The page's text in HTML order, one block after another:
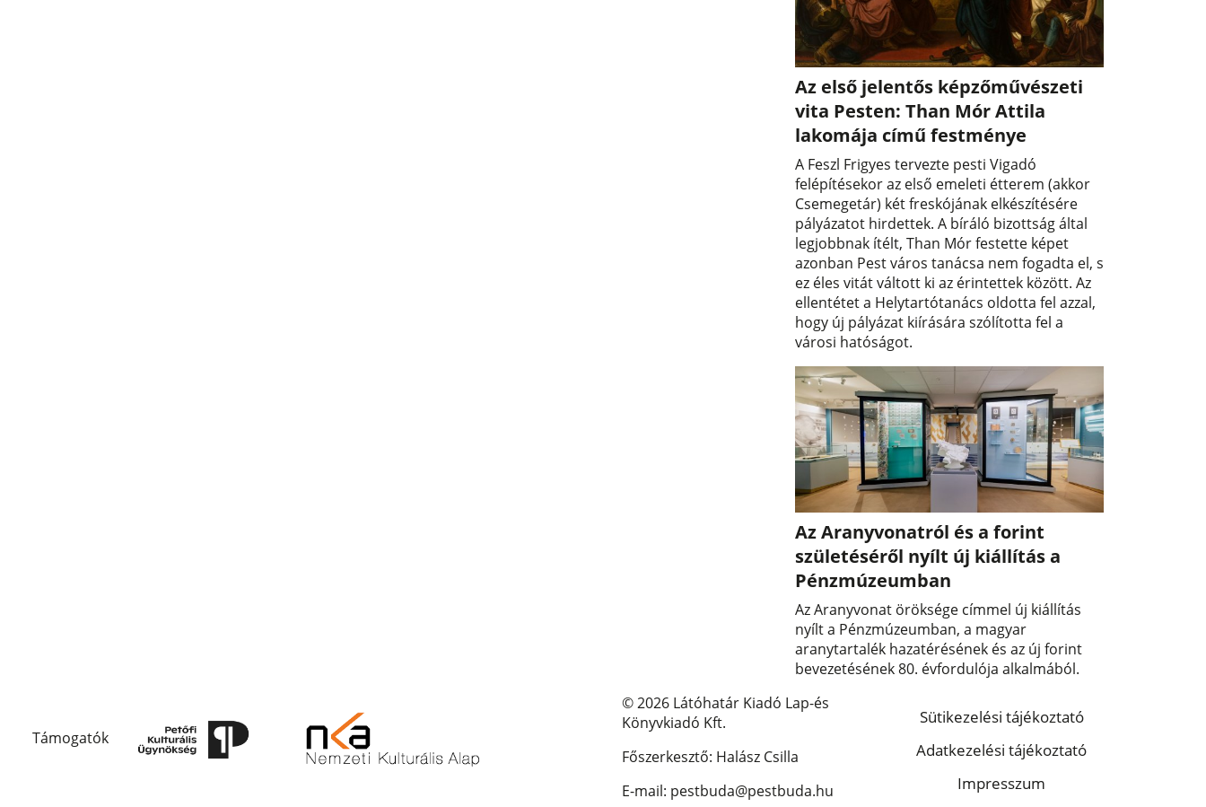
Az első jelentős képzőművészeti
vita Pesten: Than Mór Attila
lakomája című festménye
A Feszl Frigyes tervezte pesti Vigadó
felépítésekor az első emeleti étterem (akkor
Csemegetár) két freskójának elkészítésére
pályázatot hirdettek. A bíráló bizottság által
legjobbnak ítélt, Than Mór festette képet
azonban Pest város tanácsa nem fogadta el, s
ez éles vitát váltott ki az érintettek között. Az
ellentétet a Helytartótanács oldotta fel azzal,
hogy új pályázat kiírására szólította fel a
városi hatóságot.
Az Aranyvonatról és a forint
születéséről nyílt új kiállítás a
Pénzmúzeumban
Az Aranyvonat öröksége címmel új kiállítás
nyílt a Pénzmúzeumban, a magyar
aranytartalék hazatérésének és az új forint
bevezetésének 80. évfordulója alkalmából.
Támogatók
© 2026 Látóhatár Kiadó Lap-és
Könyvkiadó Kft.
Főszerkesztő: Halász Csilla
E-mail: pestbuda@pestbuda.hu
Sütikezelési tájékoztató
Adatkezelési tájékoztató
Impresszum